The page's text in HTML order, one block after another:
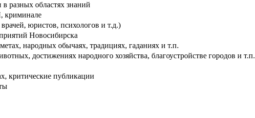
разных областях знаний
криминале
юристов, психологов и т.д.)
Новосибирска
народных обычаях, традициях, гаданиях и т.п.
достижениях народного хозяйства, благоустройстве городов и т.п.
критические публикации